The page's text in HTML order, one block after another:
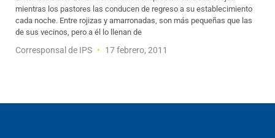
mientras los pastores las conducen de regreso a su establecimiento
cada noche. Entre rojizas y amarronadas, son más pequeñas que las
de sus vecinos, pero a él lo llenan de
Corresponsal de IPS 17 febrero, 2011